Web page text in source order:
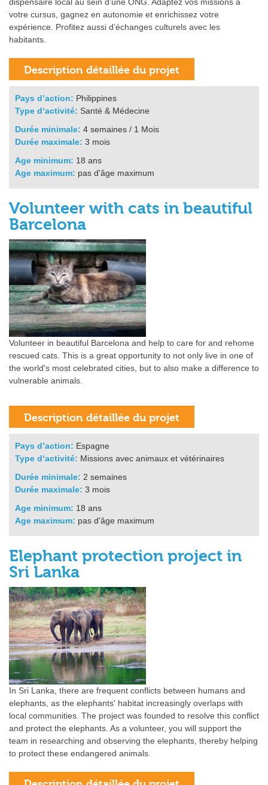
votre cursus, gagnez en autonomie et enrichissez votre
expérience. Profitez aussi d’échanges culturels avec les
habitants.
Pays d’action: Philippines
Type d‘activité: Santé & Médecine
Durée minimale: 4 semaines / 1 Mois
Durée maximale: 3 mois
Age minimum: 18 ans
Age maximum: pas d'âge maximum
Volunteer with cats in beautiful
Barcelona
Volunteer in beautiful Barcelona and help to care for and rehome
rescued cats. This is a great opportunity to not only live in one of
the world's most celebrated cities, but to also make a difference to
vulnerable animals.
Pays d’action: Espagne
Type d‘activité: Missions avec animaux et vétérinaires
Durée minimale: 2 semaines
Durée maximale: 3 mois
Age minimum: 18 ans
Age maximum: pas d'âge maximum
Elephant protection project in
Sri Lanka
In Sri Lanka, there are frequent conflicts between humans and
elephants, as the elephants' habitat increasingly overlaps with
local communities. The project was founded to resolve this conflict
and protect the elephants. As a volunteer, you will support the
team in researching and observing the elephants, thereby helping
to protect these endangered animals.